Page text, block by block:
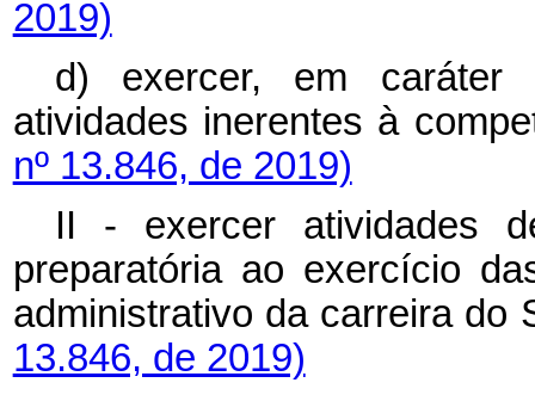
2019)
d) exercer, em caráter
atividades inerentes à
nº 13.846, de 2019)
II - exercer atividades
preparatória ao exercício
administrativo da carreira
13.846, de 2019)